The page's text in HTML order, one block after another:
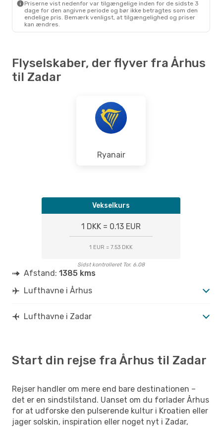
2 Mellemlandinger
AAR- ZAD
Lufthansa 2 Mellemlandinger
ZAD- AAR
Priserne vist nedenfor var tilgængelige inden for de sidste 3
dage for den angivne periode og bør ikke betragtes som den
endelige pris. Bemærk venligst, at tilgængelighed og priser
kan ændres.
Flyselskaber, der flyver fra Århus
til Zadar
Ryanair
Vekselkurs
1 DKK = 0.13 EUR
1 EUR = 7.53 DKK
Sidst kontrolleret Tor. 6.08
Afstand: 1385 kms
Lufthavne i Århus
Lufthavne i Zadar
Start din rejse fra Århus til Zadar
Rejser handler om mere end bare destinationen –
det er en sindstilstand. Uanset om du forlader Århus
for at udforske den pulserende kultur i Kroatien eller
jager solskin, inspiration eller noget nyt i Zadar,